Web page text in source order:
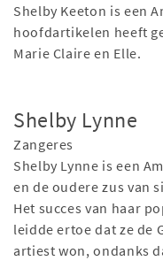
Shelby Keeton is een
hoofdartikelen heeft
Marie Claire en Elle.
Shelby Lynne
Zangeres
Shelby Lynne is een
en de oudere zus van
Het succes van haar
leidde ertoe dat ze de
artiest won, ondanks